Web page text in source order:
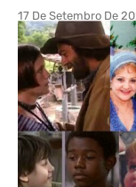
17 De Setembro De